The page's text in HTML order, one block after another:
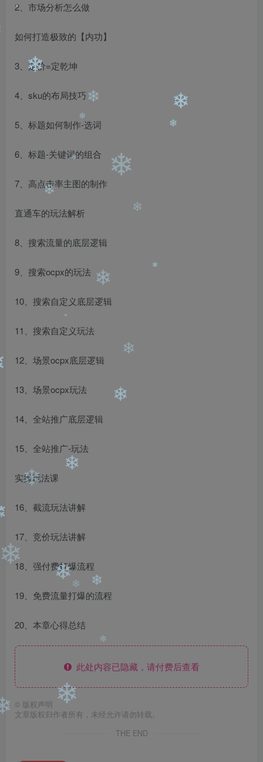
2、市场分析怎么做
如何打造极致的【内功】
3、定价=定乾坤
4、sku的布局技巧
5、标题如何制作-选词
6、标题-关键词的组合
7、高点击率主图的制作
直通车的玩法解析
8、搜索流量的底层逻辑
9、搜索ocpx的玩法
10、搜索自定义底层逻辑
11、搜索自定义玩法
12、场景ocpx底层逻辑
13、场景ocpx玩法
14、全站推广底层逻辑
15、全站推广-玩法
实操玩法课
16、截流玩法讲解
17、竞价玩法讲解
18、强付费打爆流程
19、免费流量打爆的流程
20、本章心得总结
此处内容已隐藏，请付费后查看
© 版权声明
文章版权归作者所有，未经允许请勿转载。
THE END
❄
❄
❄ ❄
❄
❄
❄
❄
❄
❄ ❄
❄